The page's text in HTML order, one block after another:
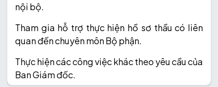
nội bộ.
Tham gia hỗ trợ thực hiện hồ sơ thầu có liên
quan đến chuyên môn Bộ phận.
Thực hiện các công việc khác theo yêu cầu của
Ban Giám đốc.